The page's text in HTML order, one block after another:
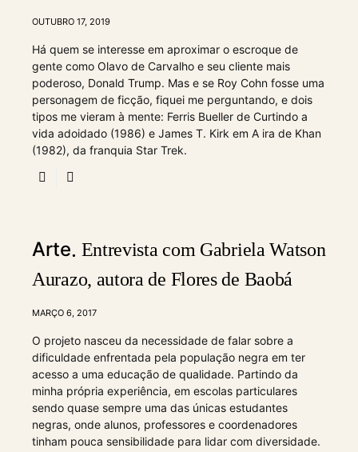
OUTUBRO 17, 2019
Há quem se interesse em aproximar o escroque de
gente como Olavo de Carvalho e seu cliente mais
poderoso, Donald Trump. Mas e se Roy Cohn fosse uma
personagem de ficção, fiquei me perguntando, e dois
tipos me vieram à mente: Ferris Bueller de Curtindo a
vida adoidado (1986) e James T. Kirk em A ira de Khan
(1982), da franquia Star Trek.
Arte Entrevista com Gabriela Watson
Aurazo, autora de Flores de Baobá
MARÇO 6, 2017
O projeto nasceu da necessidade de falar sobre a
dificuldade enfrentada pela população negra em ter
acesso a uma educação de qualidade. Partindo da
minha própria experiência, em escolas particulares
sendo quase sempre uma das únicas estudantes
negras, onde alunos, professores e coordenadores
tinham pouca sensibilidade para lidar com diversidade.